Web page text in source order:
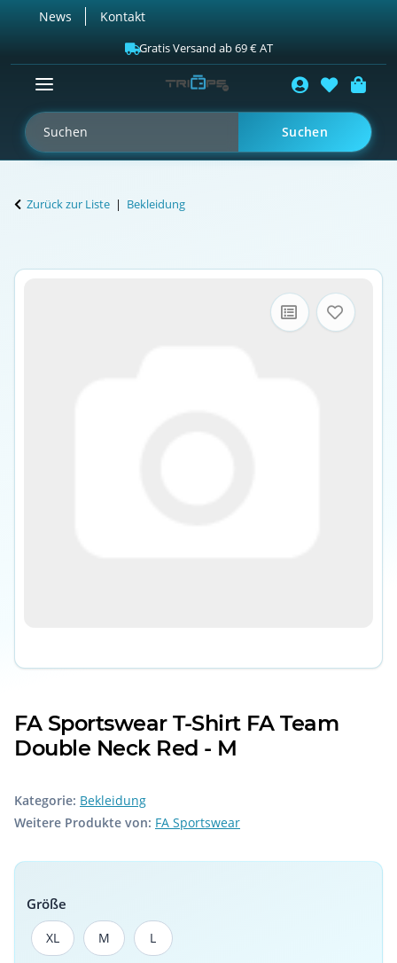
News Kontakt
Gratis Versand ab 69 € AT
Suchen
Zurück zur Liste Bekleidung
FA Sportswear T-Shirt FA Team
Double Neck Red - M
Kategorie: Bekleidung
Weitere Produkte von: FA Sportswear
Größe
XLXL M
M LL